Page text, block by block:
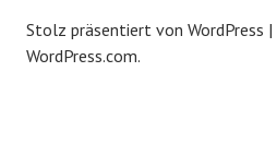
Stolz präsentiert von WordPress |
WordPress.com.